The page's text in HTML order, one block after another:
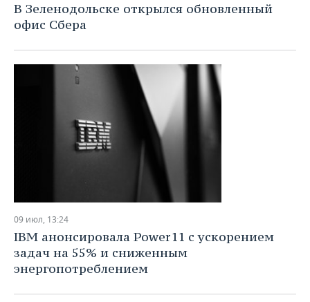
В Зеленодольске открылся обновленный
офис Сбера
09 июл, 13:24
IBM анонсировала Power11 с ускорением
задач на 55% и сниженным
энергопотреблением